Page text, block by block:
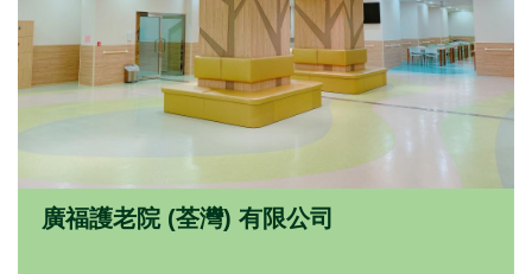
廣福護老院 (荃灣) 有限公司